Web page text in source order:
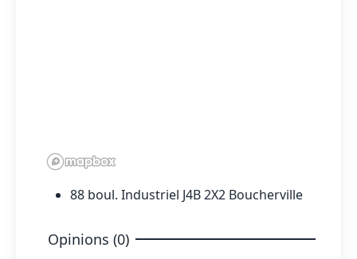
88 boul. Industriel J4B 2X2 Boucherville
Opinions (0)